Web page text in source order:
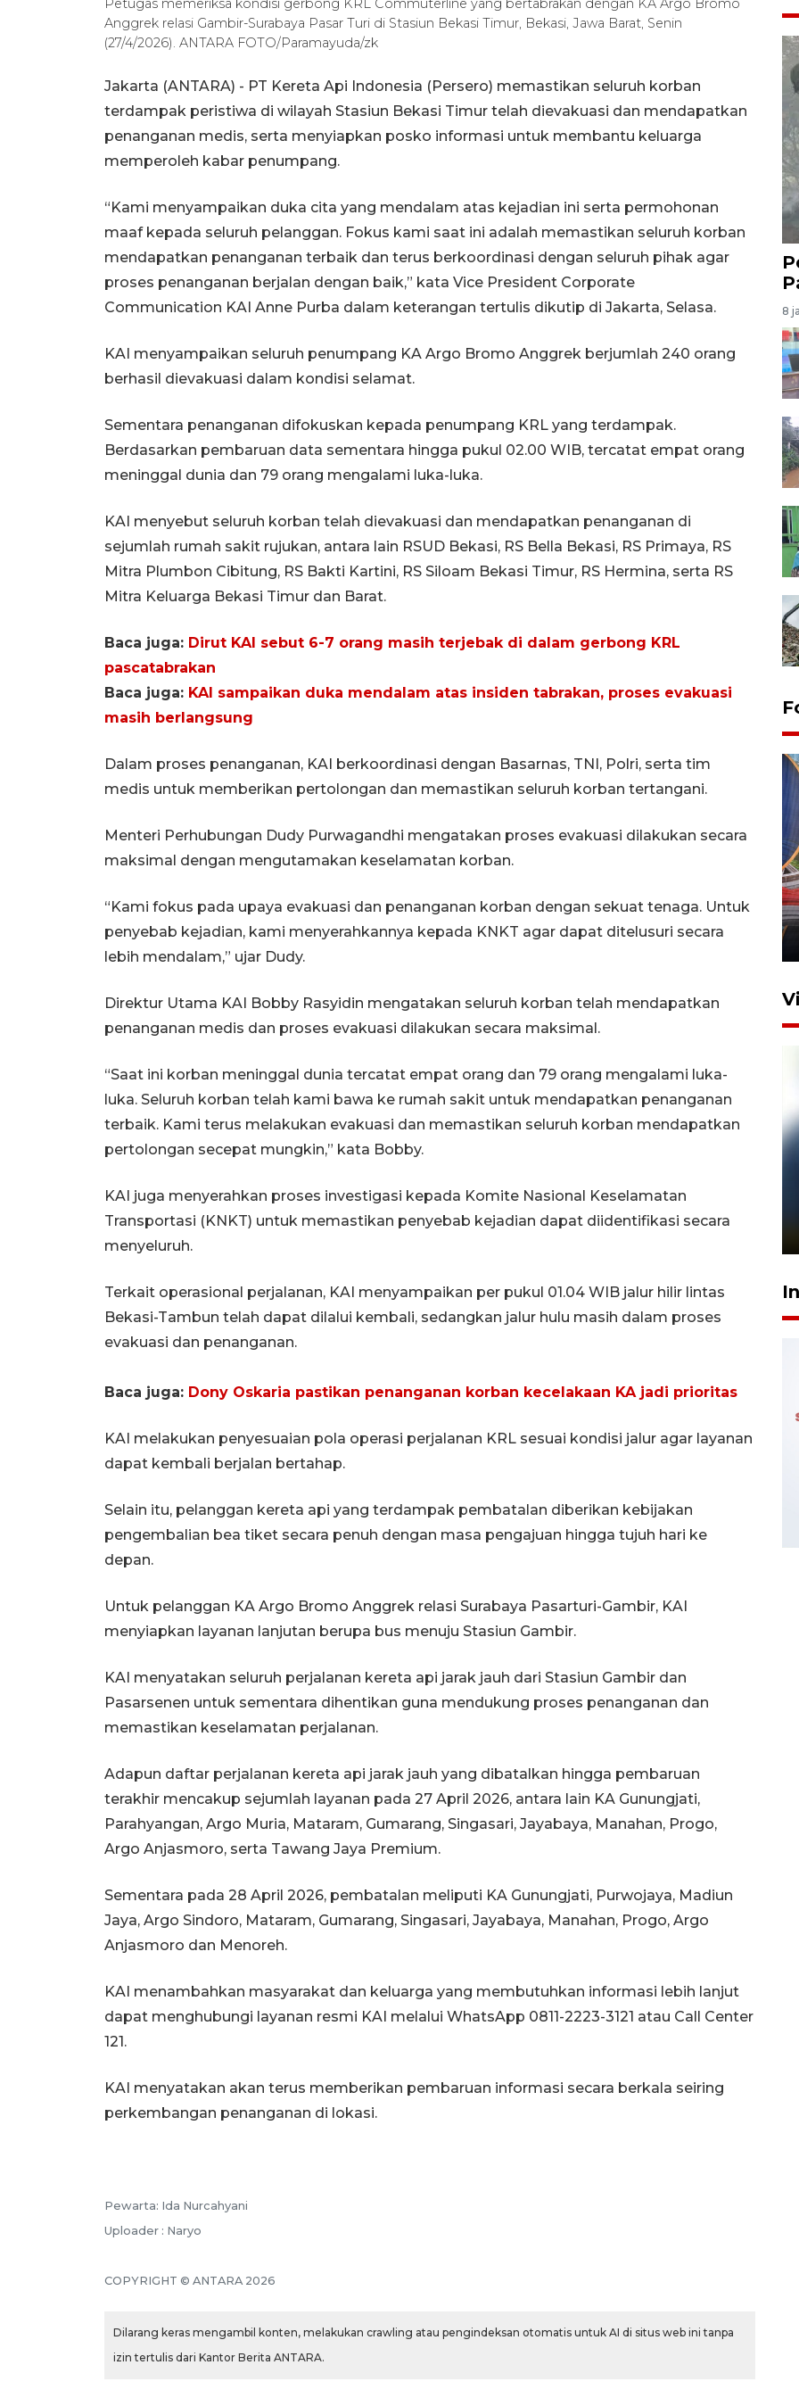
Petugas memeriksa kondisi gerbong KRL Commuterline yang bertabrakan dengan KA Argo Bromo
Anggrek relasi Gambir-Surabaya Pasar Turi di Stasiun Bekasi Timur, Bekasi, Jawa Barat, Senin
(27/4/2026). ANTARA FOTO/Paramayuda/zk
Jakarta (ANTARA) - PT Kereta Api Indonesia (Persero) memastikan seluruh korban
terdampak peristiwa di wilayah Stasiun Bekasi Timur telah dievakuasi dan mendapatkan
penanganan medis, serta menyiapkan posko informasi untuk membantu keluarga
memperoleh kabar penumpang.
“Kami menyampaikan duka cita yang mendalam atas kejadian ini serta permohonan
maaf kepada seluruh pelanggan. Fokus kami saat ini adalah memastikan seluruh korban
mendapatkan penanganan terbaik dan terus berkoordinasi dengan seluruh pihak agar
proses penanganan berjalan dengan baik,” kata Vice President Corporate
Communication KAI Anne Purba dalam keterangan tertulis dikutip di Jakarta, Selasa.
KAI menyampaikan seluruh penumpang KA Argo Bromo Anggrek berjumlah 240 orang
berhasil dievakuasi dalam kondisi selamat.
Sementara penanganan difokuskan kepada penumpang KRL yang terdampak.
Berdasarkan pembaruan data sementara hingga pukul 02.00 WIB, tercatat empat orang
meninggal dunia dan 79 orang mengalami luka-luka.
KAI menyebut seluruh korban telah dievakuasi dan mendapatkan penanganan di
sejumlah rumah sakit rujukan, antara lain RSUD Bekasi, RS Bella Bekasi, RS Primaya, RS
Mitra Plumbon Cibitung, RS Bakti Kartini, RS Siloam Bekasi Timur, RS Hermina, serta RS
Mitra Keluarga Bekasi Timur dan Barat.
Baca juga: Dirut KAI sebut 6-7 orang masih terjebak di dalam gerbong KRL
pascatabrakan
Baca juga: KAI sampaikan duka mendalam atas insiden tabrakan, proses evakuasi
masih berlangsung
Dalam proses penanganan, KAI berkoordinasi dengan Basarnas, TNI, Polri, serta tim
medis untuk memberikan pertolongan dan memastikan seluruh korban tertangani.
Menteri Perhubungan Dudy Purwagandhi mengatakan proses evakuasi dilakukan secara
maksimal dengan mengutamakan keselamatan korban.
“Kami fokus pada upaya evakuasi dan penanganan korban dengan sekuat tenaga. Untuk
penyebab kejadian, kami menyerahkannya kepada KNKT agar dapat ditelusuri secara
lebih mendalam,” ujar Dudy.
Direktur Utama KAI Bobby Rasyidin mengatakan seluruh korban telah mendapatkan
penanganan medis dan proses evakuasi dilakukan secara maksimal.
“Saat ini korban meninggal dunia tercatat empat orang dan 79 orang mengalami luka-
luka. Seluruh korban telah kami bawa ke rumah sakit untuk mendapatkan penanganan
terbaik. Kami terus melakukan evakuasi dan memastikan seluruh korban mendapatkan
pertolongan secepat mungkin,” kata Bobby.
KAI juga menyerahkan proses investigasi kepada Komite Nasional Keselamatan
Transportasi (KNKT) untuk memastikan penyebab kejadian dapat diidentifikasi secara
menyeluruh.
Terkait operasional perjalanan, KAI menyampaikan per pukul 01.04 WIB jalur hilir lintas
Bekasi-Tambun telah dapat dilalui kembali, sedangkan jalur hulu masih dalam proses
evakuasi dan penanganan.
Baca juga: Dony Oskaria pastikan penanganan korban kecelakaan KA jadi prioritas
KAI melakukan penyesuaian pola operasi perjalanan KRL sesuai kondisi jalur agar layanan
dapat kembali berjalan bertahap.
Selain itu, pelanggan kereta api yang terdampak pembatalan diberikan kebijakan
pengembalian bea tiket secara penuh dengan masa pengajuan hingga tujuh hari ke
depan.
Untuk pelanggan KA Argo Bromo Anggrek relasi Surabaya Pasarturi-Gambir, KAI
menyiapkan layanan lanjutan berupa bus menuju Stasiun Gambir.
KAI menyatakan seluruh perjalanan kereta api jarak jauh dari Stasiun Gambir dan
Pasarsenen untuk sementara dihentikan guna mendukung proses penanganan dan
memastikan keselamatan perjalanan.
Adapun daftar perjalanan kereta api jarak jauh yang dibatalkan hingga pembaruan
terakhir mencakup sejumlah layanan pada 27 April 2026, antara lain KA Gunungjati,
Parahyangan, Argo Muria, Mataram, Gumarang, Singasari, Jayabaya, Manahan, Progo,
Argo Anjasmoro, serta Tawang Jaya Premium.
Sementara pada 28 April 2026, pembatalan meliputi KA Gunungjati, Purwojaya, Madiun
Jaya, Argo Sindoro, Mataram, Gumarang, Singasari, Jayabaya, Manahan, Progo, Argo
Anjasmoro dan Menoreh.
KAI menambahkan masyarakat dan keluarga yang membutuhkan informasi lebih lanjut
dapat menghubungi layanan resmi KAI melalui WhatsApp 0811-2223-3121 atau Call Center
121.
KAI menyatakan akan terus memberikan pembaruan informasi secara berkala seiring
perkembangan penanganan di lokasi.
Pewarta: Ida Nurcahyani
Uploader : Naryo
COPYRIGHT © ANTARA 2026
Dilarang keras mengambil konten, melakukan crawling atau pengindeksan otomatis untuk AI di situs web ini tanpa
izin tertulis dari Kantor Berita ANTARA.
8
Stasiun Bogor
12 Juni 2026 18:49
Pelanggan Filaha Farm setia
sampai 8 tahan?
1 Juni 2026 05:47
2026-08-07 18:00:00